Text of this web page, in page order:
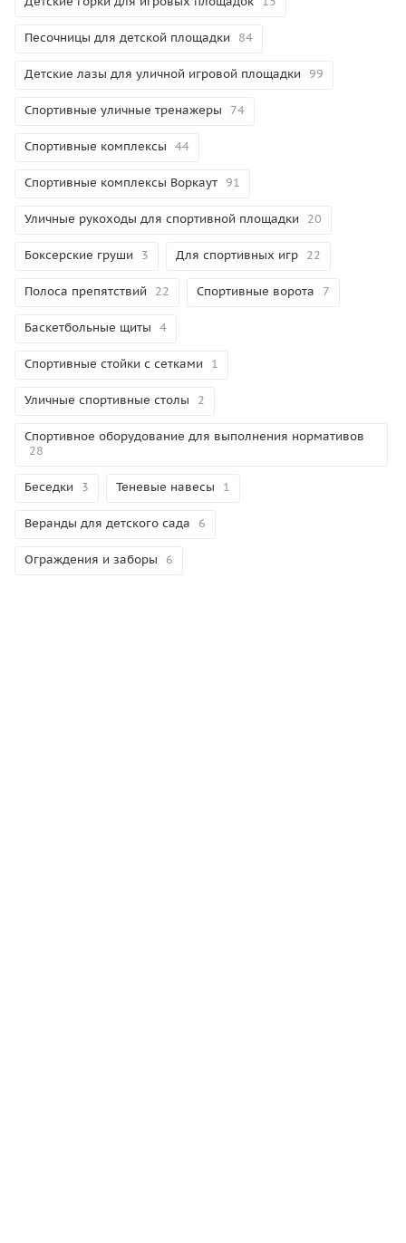
Песочницы для детской площадки 84
Детские лазы для уличной игровой площадки 99
Спортивные уличные тренажеры 74
Спортивные комплексы 44
Спортивные комплексы Воркаут 91
Уличные рукоходы для спортивной площадки 20
Боксерские груши 3 Для спортивных игр 22
Полоса препятствий 22 Спортивные ворота 7
Баскетбольные щиты 4
Спортивные стойки с сетками 1
Уличные спортивные столы 2
Спортивное оборудование для выполнения нормативов
28
Беседки 3 Теневые навесы 1
Веранды для детского сада 6
Ограждения и заборы 6